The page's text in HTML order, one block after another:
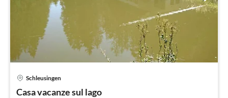
Schleusingen
Casa vacanze sul lago